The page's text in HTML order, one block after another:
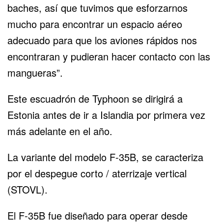
baches, así que tuvimos que esforzarnos
mucho para encontrar un espacio aéreo
adecuado para que los aviones rápidos nos
encontraran y pudieran hacer contacto con las
mangueras”.
Este escuadrón de Typhoon se dirigirá a
Estonia antes de ir a Islandia por primera vez
más adelante en el año.
La variante del modelo F-35B, se caracteriza
por el despegue corto / aterrizaje vertical
(STOVL).
El F-35B fue diseñado para operar desde